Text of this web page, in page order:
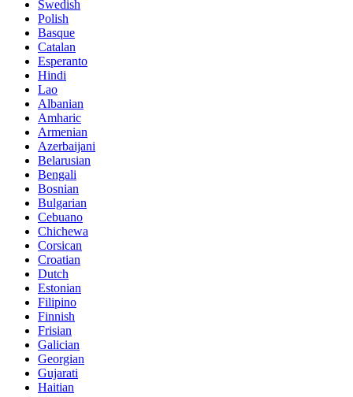
Swedish
Polish
Basque
Catalan
Esperanto
Hindi
Lao
Albanian
Amharic
Armenian
Azerbaijani
Belarusian
Bengali
Bosnian
Bulgarian
Cebuano
Chichewa
Corsican
Croatian
Dutch
Estonian
Filipino
Finnish
Frisian
Galician
Georgian
Gujarati
Haitian